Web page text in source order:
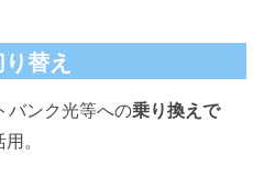
替え
バンク光等への乗り換えで
。